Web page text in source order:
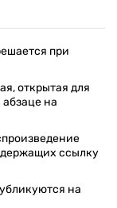
при
открытая для
на
ссылку
на